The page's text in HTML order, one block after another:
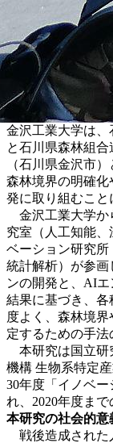
金沢工業大学は
と石川県森林組
（石川県金沢市
森林境界の明確化
発に取り組むこと
金沢工業大学か
究室（人工知能
ベーション研究
統計解析）が参
ンの開発と、AI
結果に基づき、
度よく、森林境
定するための手法
本研究は国立研
機構 生物系特定
30年度「イノベ
れ、2020年度まで
本研究の社会的意
戦後造成された